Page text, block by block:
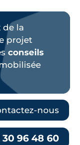
de la
projet
conseils
nous
30 96 48 60